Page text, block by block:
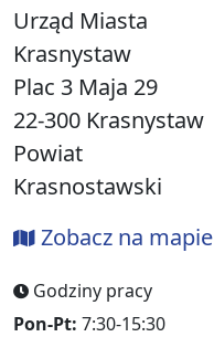
Urząd Miasta
Krasnystaw
Plac 3 Maja 29
22-300 Krasnystaw
Powiat
Krasnostawski
Zobacz na mapie
Godziny pracy
Pon-Pt: 7:30-15:30